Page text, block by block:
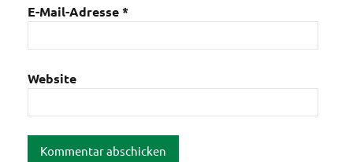
E-Mail-Adresse*
Website